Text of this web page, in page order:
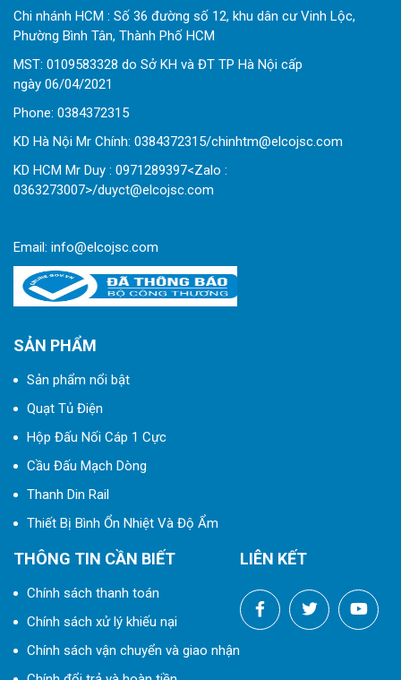
Chi nhánh HCM : Số 36 đường số 12, khu dân cư Vinh Lộc,
Phường Bình Tân, Thành Phố HCM
MST: 0109583328 do Sở KH và ĐT TP Hà Nội cấp
ngày 06/04/2021
Phone: 0384372315
KD Hà Nội Mr Chính: 0384372315/chinhtm@elcojsc.com
KD HCM Mr Duy : 0971289397<Zalo :
0363273007>/duyct@elcojsc.com
Email: info@elcojsc.com
SẢN PHẨM
Sản phẩm nổi bật
Quạt Tủ Điện
Hộp Đấu Nối Cáp 1 Cực
Cầu Đấu Mạch Dòng
Thanh Din Rail
Thiết Bị Bình Ổn Nhiệt Và Độ Ẩm
THÔNG TIN CẦN BIẾT
Chính sách thanh toán
Chính sách xử lý khiếu nại
Chính sách vận chuyển và giao nhận
LIÊN KẾT